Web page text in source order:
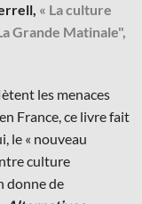
« La culture
Grande Matinale",
les menaces
France, ce livre fait
le « nouveau
culture
donne de